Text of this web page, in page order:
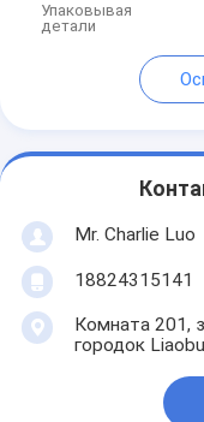
Упаковывая
детали
Mr. Charlie Luo
18824315141
Комната 201,
городок